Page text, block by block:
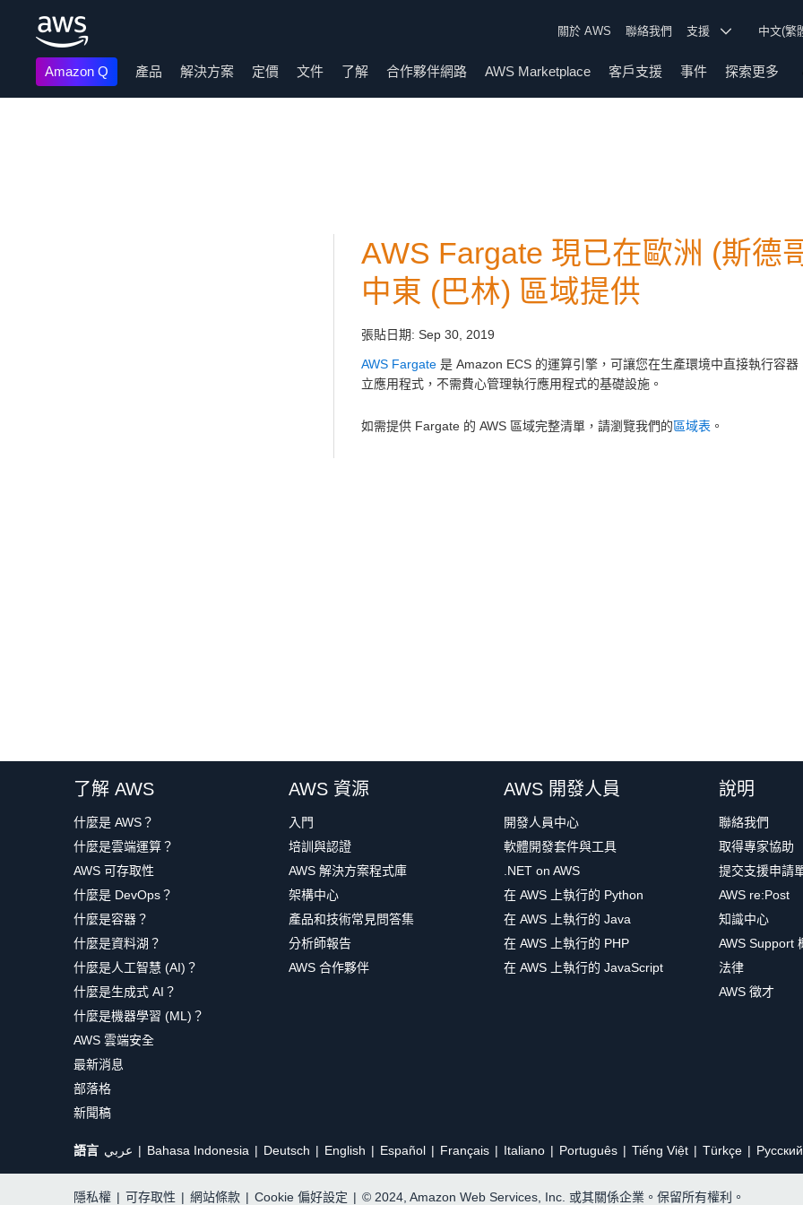
關於 AWS 聯絡我們 支援 中文(
Amazon Q 產品 解決方案 定價 文件 了解 合作夥伴網路 AWS Marketplace 客戶支援 事件 探索更多
AWS Fargate 現已在歐洲 (斯德
中東 (巴林) 區域提供
張貼日期: Sep 30, 2019
AWS Fargate 是 Amazon ECS 的運算引擎，可讓您在生產環境中直接執行容
立應用程式，不需費心管理執行應用程式的基礎設施。
如需提供 Fargate 的 AWS 區域完整清單，請瀏覽我們的區域表 。
了解 AWS
什麼是 AWS？
什麼是雲端運算？
AWS 可存取性
什麼是 DevOps？
什麼是容器？
什麼是資料湖？
什麼是人工智慧 (AI)？
什麼是生成式 AI？
什麼是機器學習 (ML)？
AWS 雲端安全
最新消息
部落格
新聞稿
AWS 資源
入門
培訓與認證
AWS 解決方案程式庫
架構中心
產品和技術常見問答集
分析師報告
AWS 合作夥伴
AWS 開發人員
開發人員中心
軟體開發套件與工具
.NET on AWS
在 AWS 上執行的 Python
在 AWS 上執行的 Java
在 AWS 上執行的 PHP
在 AWS 上執行的 JavaScript
說明
聯絡我們
取得專家協助
提交支援申請
AWS re:Post
知識中心
AWS Support
法律
AWS 徵才
語言 عربي Bahasa Indonesia Deutsch English Español Français Italiano Português Tiếng Việt Türkçe Ρусский
隱私權 | 可存取性 | 網站條款 | Cookie 偏好設定 | © 2024, Amazon Web Services, Inc. 或其關係企業。保留所有權利。